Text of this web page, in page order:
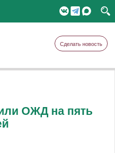
Сделать новость
ОЖД на пять